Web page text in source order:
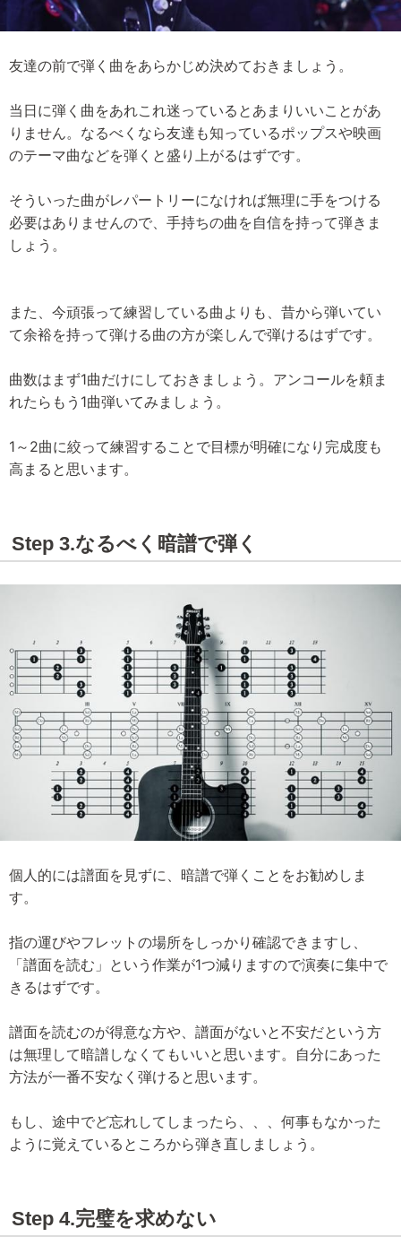
友達の前で弾く曲をあらかじめ決めておきましょう。
当日に弾く曲をあれこれ迷っているとあまりいいことがあ
りません。なるべくなら友達も知っているポップスや映画
のテーマ曲などを弾くと盛り上がるはずです。
そういった曲がレパートリーになければ無理に手をつける
必要はありませんので、手持ちの曲を自信を持って弾きま
しょう。
また、今頑張って練習している曲よりも、昔から弾いてい
て余裕を持って弾ける曲の方が楽しんで弾けるはずです。
曲数はまず1曲だけにしておきましょう。アンコールを頼ま
れたらもう1曲弾いてみましょう。
1～2曲に絞って練習することで目標が明確になり完成度も
高まると思います。
Step 3.なるべく暗譜で弾く
個人的には譜面を見ずに、暗譜で弾くことをお勧めしま
す。
指の運びやフレットの場所をしっかり確認できますし、
「譜面を読む」という作業が1つ減りますので演奏に集中で
きるはずです。
譜面を読むのが得意な方や、譜面がないと不安だという方
は無理して暗譜しなくてもいいと思います。自分にあった
方法が一番不安なく弾けると思います。
もし、途中でど忘れしてしまったら、、、何事もなかった
ように覚えているところから弾き直しましょう。
Step 4.完璧を求めない